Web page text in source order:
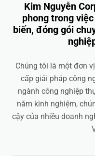
Kim Nguyễn
phong trong
biến, đóng gói
Chúng tôi là một đơn
cấp giải pháp công
ngành công nghiệp
năm kinh nghiệm,
cậy của nhiều doanh